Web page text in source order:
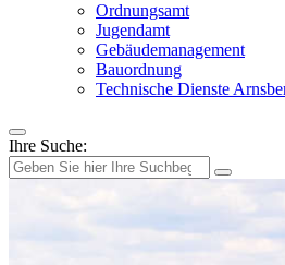
Ordnungsamt
Jugendamt
Gebäudemanagement
Bauordnung
Technische Dienste
Ihre Suche: